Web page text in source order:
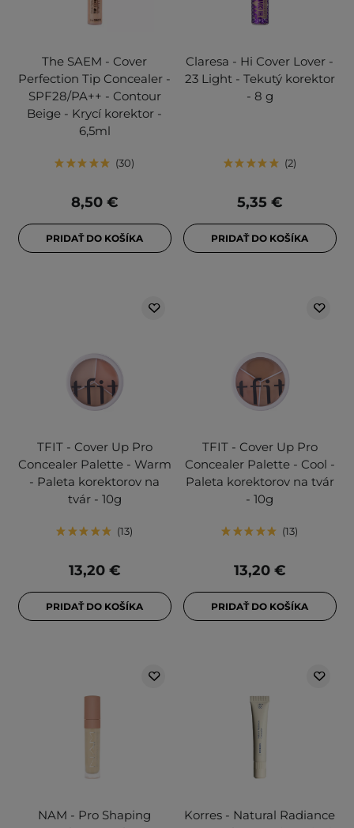
The SAEM - Cover
Perfection Tip Concealer -
SPF28/PA++ - Contour
Beige - Krycí korektor -
6,5ml
30
8,50 €
PRIDAŤ DO KOŠÍKA
Claresa - Hi Cover Lover -
23 Light - Tekutý korektor
- 8 g
2
5,35 €
PRIDAŤ DO KOŠÍKA
TFIT - Cover Up Pro
Concealer Palette - Warm
- Paleta korektorov na
tvár - 10g
13
13,20 €
PRIDAŤ DO KOŠÍKA
TFIT - Cover Up Pro
Concealer Palette - Cool -
Paleta korektorov na tvár
- 10g
13
13,20 €
PRIDAŤ DO KOŠÍKA
NAM - Pro Shaping
Korres - Natural Radiance